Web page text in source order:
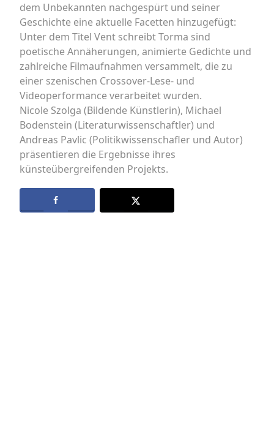
dem Unbekannten nachgespürt und seiner
Geschichte eine aktuelle Facetten hinzugefügt:
Unter dem Titel Vent schreibt Torma sind
poetische Annäherungen, animierte Gedichte und
zahlreiche Filmaufnahmen versammelt, die zu
einer szenischen Crossover-Lese- und
Videoperformance verarbeitet wurden.
Nicole Szolga (Bildende Künstlerin), Michael
Bodenstein (Literaturwissenschaftler) und
Andreas Pavlic (Politikwissenschafler und Autor)
präsentieren die Ergebnisse ihres
künsteübergreifenden Projekts.